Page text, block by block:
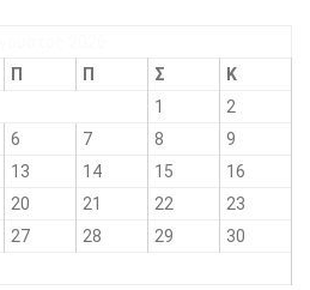
Π Π Σ
Κ
1
2
6 7 8
9
13 14 15
16
20 21 22
23
27 28 29
30